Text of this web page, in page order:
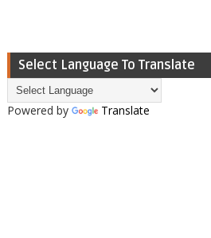
Select Language To Translate
Powered by Translate